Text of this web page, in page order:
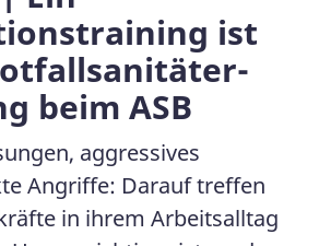
ist
beim ASB
aggressives
Angriffe: Darauf treffen
in ihrem Arbeitsalltag